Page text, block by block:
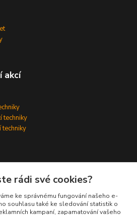
akcí
techniky
techniky
342
rádi své cookies?
ke správnému fungování našeho e-
souhlasu také ke sledování statistik o
kampaní, zapamatování vašeho